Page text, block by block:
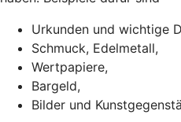
Urkunden und wichtige
Schmuck, Edelmetall,
Wertpapiere,
Bargeld,
Bilder und